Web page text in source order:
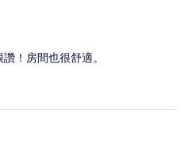
！房間也很舒適。